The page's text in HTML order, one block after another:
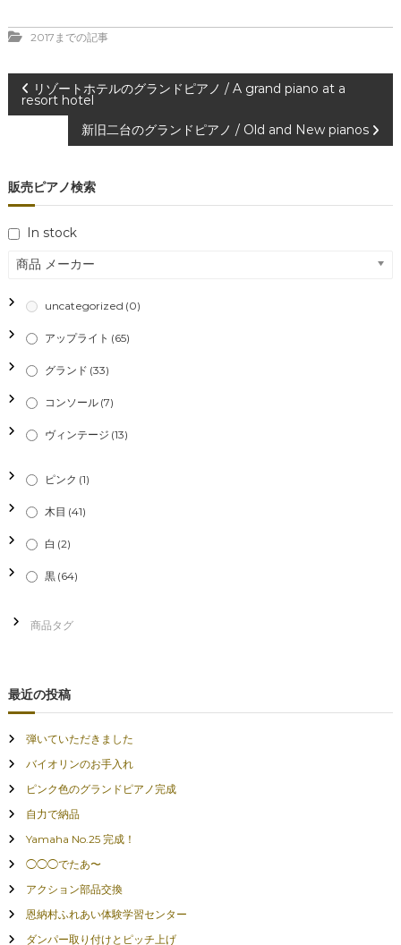
2017までの記事
投
ナ
ビ
ゲ
ー
シ
ョ
ン
リゾートホテルのグランドピアノ / A grand piano at a
resort hotel
新旧二台のグランドピアノ / Old and New pianos
販売ピアノ検索
In stock
商品 メーカー
uncategorized (0)
アップライト (65)
グランド (33)
コンソール (7)
ヴィンテージ (13)
ピンク (1)
木目 (41)
白 (2)
黒 (64)
最近の投稿
弾いていただきました
バイオリンのお手入れ
ピンク色のグランドピアノ完成
自力で納品
Yamaha No.25 完成！
◯◯◯でたあ〜
アクション部品交換
恩納村ふれあい体験学習センター
ダンパー取り付けとピッチ上げ